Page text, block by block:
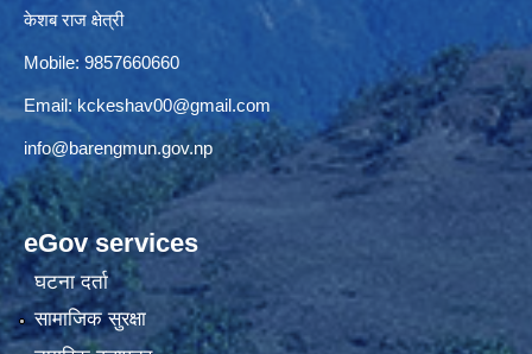
केशब राज क्षेत्री
Mobile: 9857660660
Email: kckeshav00@gmail.com
info@barengmun.gov.np
eGov services
घटना दर्ता
सामाजिक सुरक्षा